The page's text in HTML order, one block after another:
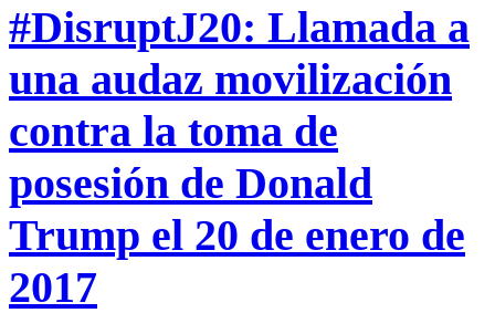
#DisruptJ20: Llamada a
una audaz movilización
contra la toma de
posesión de Donald
Trump el 20 de enero de
2017